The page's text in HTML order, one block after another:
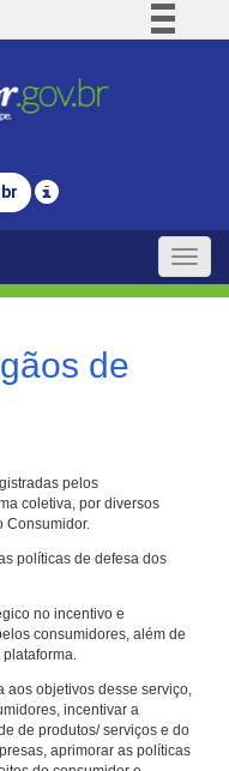
Comunica BR
Legislação
Toggle
de
pelos
coletiva, por diversos
Consumidor.
políticas de defesa dos
no incentivo e
consumidores, além de
aos objetivos desse serviço,
incentivar a
de produtos/ serviços e do
aprimorar as políticas